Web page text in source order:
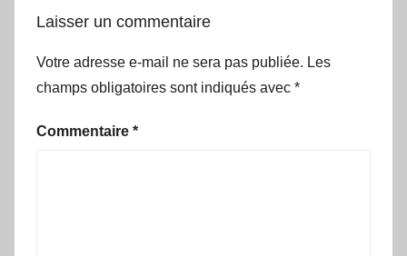
Laisser un commentaire
Votre adresse e-mail ne sera pas publiée. Les
champs obligatoires sont indiqués avec *
Commentaire *